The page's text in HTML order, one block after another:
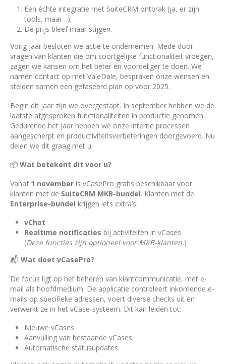
Een échte integratie met SuiteCRM ontbrak (ja, er zijn
tools, maar…);
De prijs bleef maar stijgen.
Vorig jaar besloten we actie te ondernemen. Mede door
vragen van klanten die om soortgelijke functionaliteit vroegen,
zagen we kansen om het beter én voordeliger te doen. We
namen contact op met ValeDale, bespraken onze wensen en
stelden samen een gefaseerd plan op voor 2025.
Begin dit jaar zijn we overgestapt. In september hebben we de
laatste afgesproken functionaliteiten in productie genomen.
Gedurende het jaar hebben we onze interne processen
aangescherpt en productiviteitsverbeteringen doorgevoerd. Nu
delen we dit graag met u.
📦 Wat betekent dit voor u?
Vanaf 1 november is vCasePro gratis beschikbaar voor
klanten met de SuiteCRM MKB-bundel. Klanten met de
Enterprise-bundel krijgen iets extra’s:
vChat
Realtime notificaties bij activiteiten in vCases
(Deze functies zijn optioneel voor MKB-klanten.)
📬 Wat doet vCasePro?
De focus ligt op het beheren van klantcommunicatie, met e-
mail als hoofdmedium. De applicatie controleert inkomende e-
mails op specifieke adressen, voert diverse checks uit en
verwerkt ze in het vCase-systeem. Dit kan leiden tot:
Nieuwe vCases
Aanvulling van bestaande vCases
Automatische statusupdates